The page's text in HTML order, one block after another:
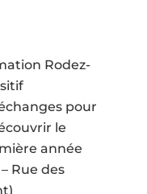
Rodez-
pour
le
année
Rue des